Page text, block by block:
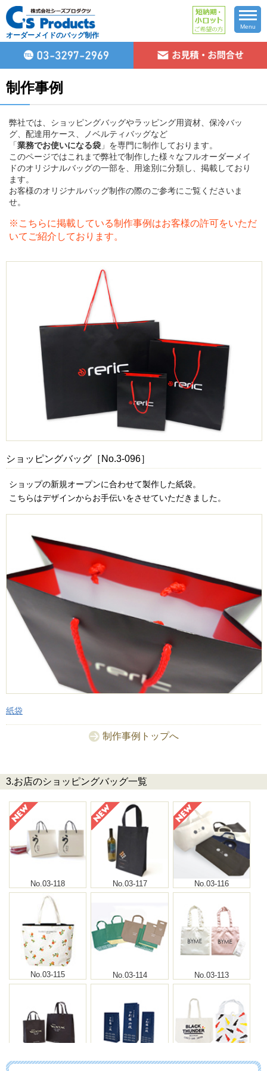
オーダーメイドのバッグ制作
Menu
制作事例
弊社では、ショッピングバッグやラッピング用資材、保冷バッ
グ、配達用ケース、ノベルティバッグなど
「業務でお使いになる袋 」を専門に制作しております。
このページではこれまで弊社で制作した様々なフルオーダーメイ
ドのオリジナルバッグの一部を、用途別に分類し、掲載しており
ます。
お客様のオリジナルバッグ制作の際のご参考にご覧くださいま
せ。
※こちらに掲載している制作事例はお客様の許可をいただ
いてご紹介しております。
ショッピングバッグ［No.3-096］
ショップの新規オープンに合わせて製作した紙袋。
こちらはデザインからお手伝いをさせていただきました。
紙袋
制作事例トップへ
3.お店のショッピングバッグ一覧
No.03-118 No.03-117 No.03-116
No.03-115 No.03-114 No.03-113
No.03-112 No.03-111 No.03-110